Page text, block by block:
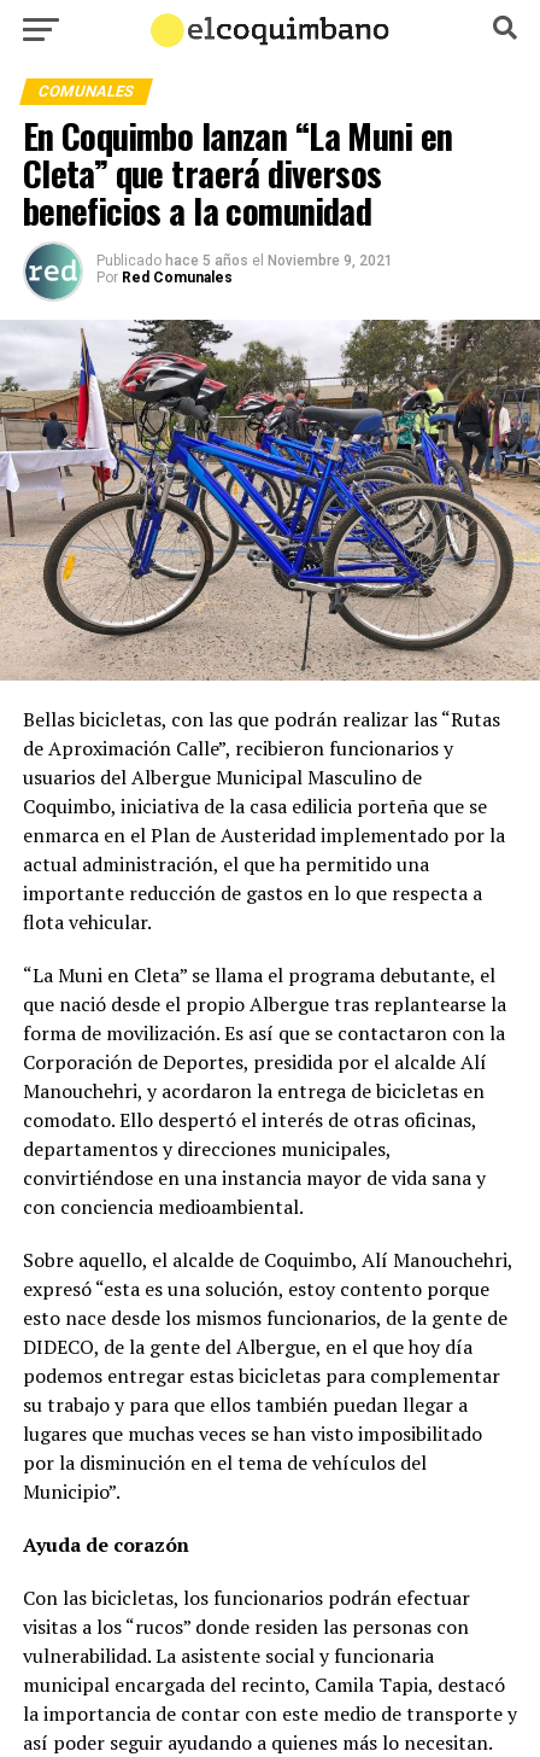
COMUNALES
En Coquimbo lanzan “La Muni en
Cleta” que traerá diversos
beneficios a la comunidad
Publicado hace 5 años el Noviembre 9, 2021
Por Red Comunales
Bellas bicicletas, con las que podrán realizar las “Rutas
de Aproximación Calle”, recibieron funcionarios y
usuarios del Albergue Municipal Masculino de
Coquimbo, iniciativa de la casa edilicia porteña que se
enmarca en el Plan de Austeridad implementado por la
actual administración, el que ha permitido una
importante reducción de gastos en lo que respecta a
flota vehicular.
“La Muni en Cleta” se llama el programa debutante, el
que nació desde el propio Albergue tras replantearse la
forma de movilización. Es así que se contactaron con la
Corporación de Deportes, presidida por el alcalde Alí
Manouchehri, y acordaron la entrega de bicicletas en
comodato. Ello despertó el interés de otras oficinas,
departamentos y direcciones municipales,
convirtiéndose en una instancia mayor de vida sana y
con conciencia medioambiental.
Sobre aquello, el alcalde de Coquimbo, Alí Manouchehri,
expresó “esta es una solución, estoy contento porque
esto nace desde los mismos funcionarios, de la gente de
DIDECO, de la gente del Albergue, en el que hoy día
podemos entregar estas bicicletas para complementar
su trabajo y para que ellos también puedan llegar a
lugares que muchas veces se han visto imposibilitado
por la disminución en el tema de vehículos del
Municipio”.
Ayuda de corazón
Con las bicicletas, los funcionarios podrán efectuar
visitas a los “rucos” donde residen las personas con
vulnerabilidad. La asistente social y funcionaria
municipal encargada del recinto, Camila Tapia, destacó
la importancia de contar con este medio de transporte y
así poder seguir ayudando a quienes más lo necesitan.